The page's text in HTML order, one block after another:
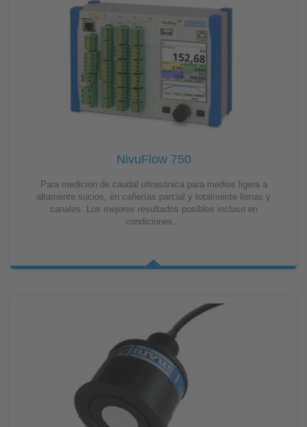
NivuFlow 750
Para medición de caudal ultrasónica para medios ligera a
altamente sucios, en cañerías parcial y totalmente llenas y
canales. Los mejores resultados posibles incluso en
condiciones…